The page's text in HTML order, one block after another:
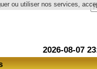
ou utiliser nos services,
Langue
2026-08-07